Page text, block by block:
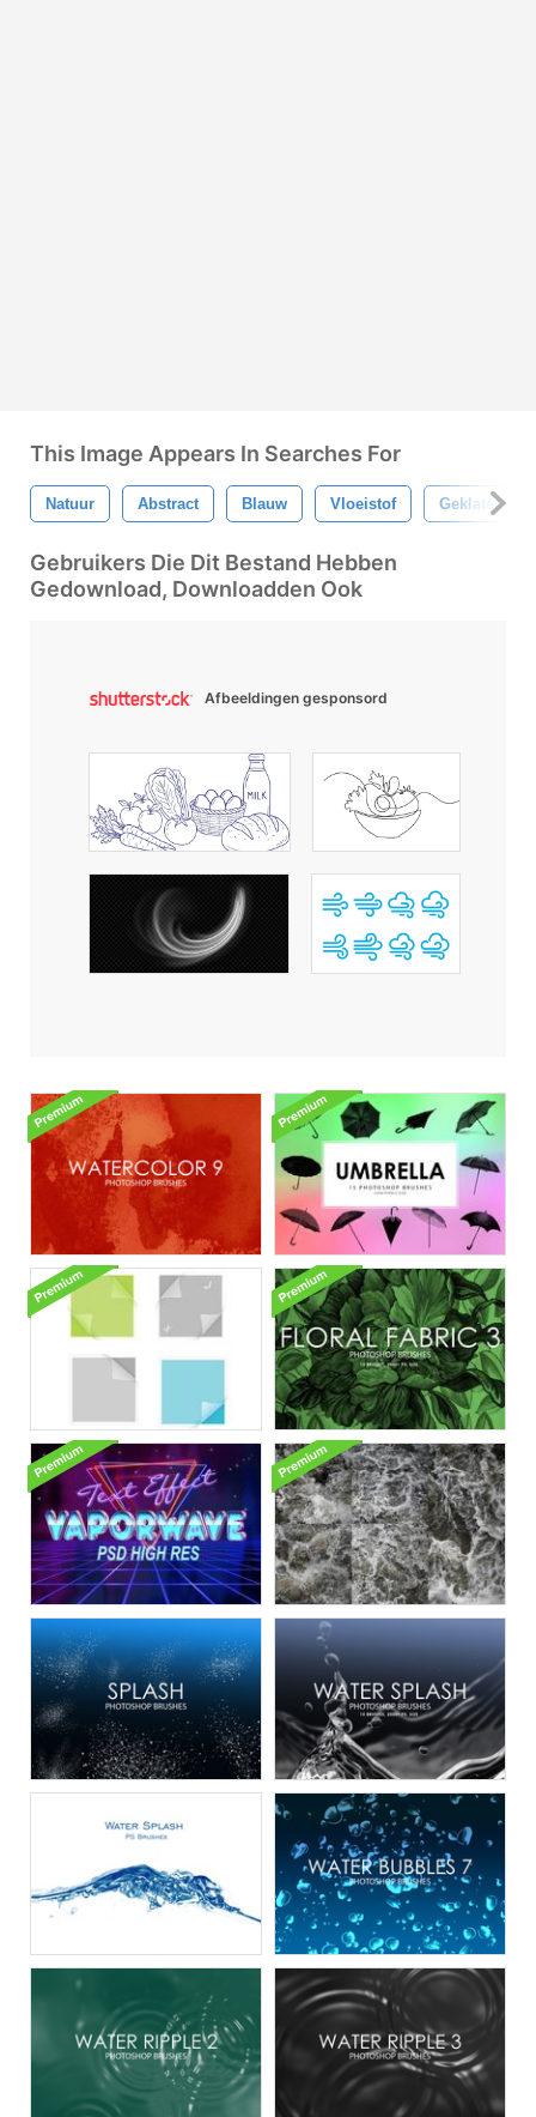
This Image Appears In Searches For
Natuur Abstract Blauw Vloeistof Geklater
Gebruikers Die Dit Bestand Hebben
Gedownload, Downloadden Ook
Afbeeldingen gesponsord